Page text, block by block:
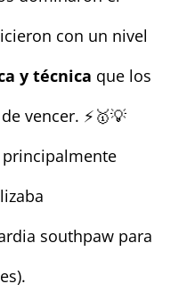
con un nivel
y técnica que los
vencer. ⚡🥇💡
southpaw para